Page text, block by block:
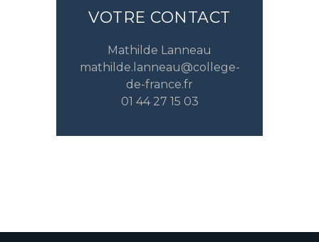
VOTRE CONTACT
Mathilde Lanneau
mathilde.lanneau@college-
de-france.fr
01 44 27 15 03